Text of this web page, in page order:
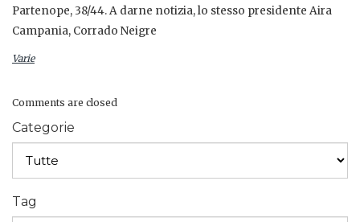
Partenope, 38/44. A darne notizia, lo stesso presidente Aira
Campania, Corrado Neigre
Varie
Comments are closed
Categorie
Tag